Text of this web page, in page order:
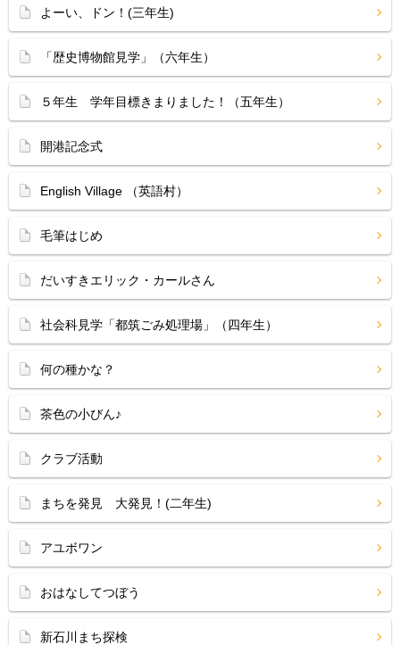
よーい、ドン！(三年生)
「歴史博物館見学」（六年生）
５年生 学年目標きまりました！（五年生）
開港記念式
English Village （英語村）
毛筆はじめ
だいすきエリック・カールさん
社会科見学「都筑ごみ処理場」（四年生）
何の種かな？
茶色の小びん♪
クラブ活動
まちを発見 大発見！(二年生)
アユボワン
おはなしてつぼう
新石川まち探検